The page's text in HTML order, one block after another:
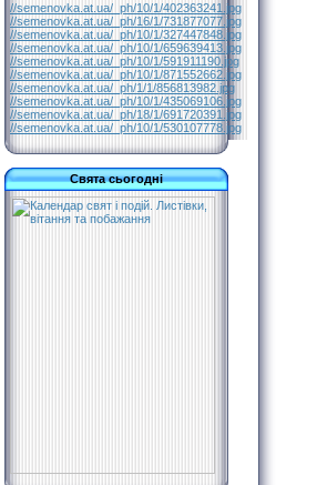
//semenovka.at.ua/_ph/10/1/402363241.jpg
//semenovka.at.ua/_ph/16/1/731877077.jpg
//semenovka.at.ua/_ph/10/1/327447848.jpg
//semenovka.at.ua/_ph/10/1/659639413.jpg
//semenovka.at.ua/_ph/10/1/591911190.jpg
//semenovka.at.ua/_ph/10/1/871552662.jpg
//semenovka.at.ua/_ph/1/1/856813982.jpg
//semenovka.at.ua/_ph/10/1/435069106.jpg
//semenovka.at.ua/_ph/18/1/691720391.jpg
//semenovka.at.ua/_ph/10/1/530107778.jpg
Свята сьогодні